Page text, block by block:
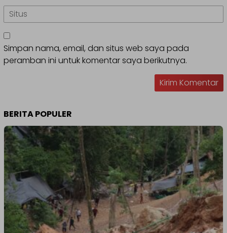
Simpan nama, email, dan situs web saya pada
peramban ini untuk komentar saya berikutnya.
BERITA POPULER